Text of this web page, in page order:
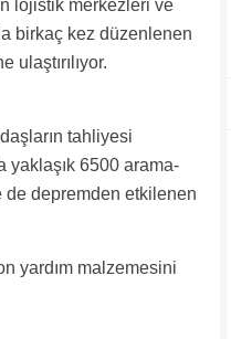
lojistik merkezleri ve
birkaç kez düzenlenen
ulaştırılıyor.
tahliyesi
yaklaşık 6500 arama-
de depremden etkilenen
yardım malzemesini